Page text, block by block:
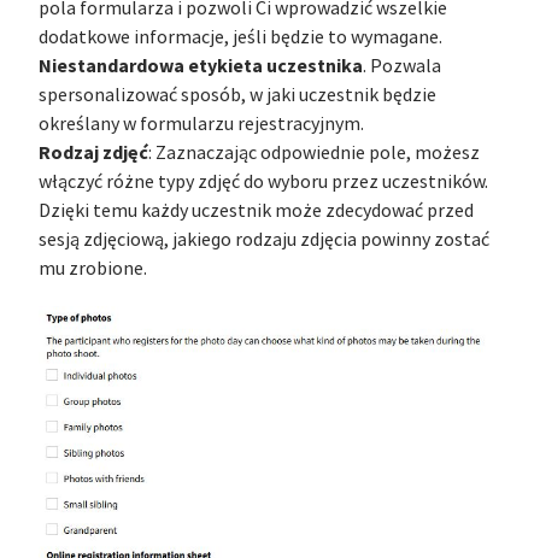
pola formularza i pozwoli Ci wprowadzić wszelkie
dodatkowe informacje, jeśli będzie to wymagane.
Niestandardowa etykieta uczestnika. Pozwala
spersonalizować sposób, w jaki uczestnik będzie
określany w formularzu rejestracyjnym.
Rodzaj zdjęć: Zaznaczając odpowiednie pole, możesz
włączyć różne typy zdjęć do wyboru przez uczestników.
Dzięki temu każdy uczestnik może zdecydować przed
sesją zdjęciową, jakiego rodzaju zdjęcia powinny zostać
mu zrobione.